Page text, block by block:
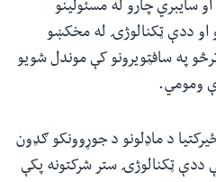
سايبري چارو له مسئولینو
او ددې ټکنالوژۍ له مخکښو
په سافټویرونو کې موندل شویو
ومومي.
د ماډلونو د جوړوونکو ګډون
ددې ټکنالوژۍ ستر شرکتونه پکې